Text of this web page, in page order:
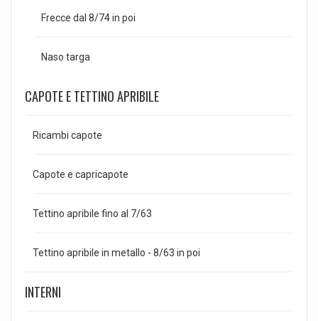
Frecce dal 8/74 in poi
Naso targa
CAPOTE E TETTINO APRIBILE
Ricambi capote
Capote e capricapote
Tettino apribile fino al 7/63
Tettino apribile in metallo - 8/63 in poi
INTERNI